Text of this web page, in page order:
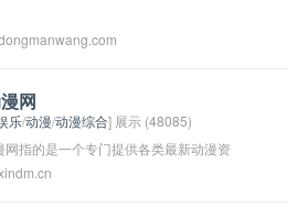
网
乐/动漫/动漫综合] 展示 (48085)
网指的是一个专门提供各类最新动漫资
漫作品、动漫评论等内容的网站。用户可